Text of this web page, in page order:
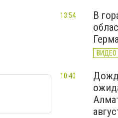
В
ВИДЕО
13:54
10:40